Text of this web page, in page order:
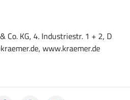
Co. KG, 4. Industriestr. 1 + 2, D
www.kraemer.de